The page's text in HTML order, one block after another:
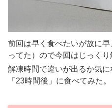
前回は早く食べたいが故に
ってた）ので今回はじっくり
解凍時間で違いが出るか気
「23時間後」に食べてみた。